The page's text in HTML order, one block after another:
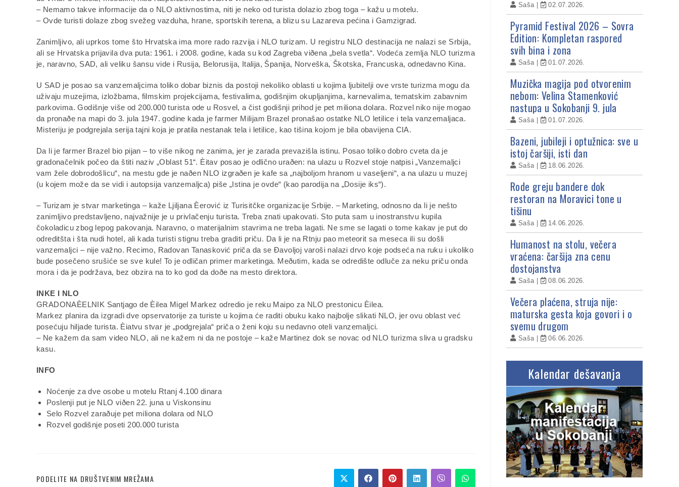
– Nemamo takve informacije da o NLO aktivnostima, niti je neko od turista dolazio zbog toga – kažu u motelu.
– Ovde turisti dolaze zbog svežeg vazduha, hrane, sportskih terena, a blizu su Lazareva pećina i Gamzigrad.
Zanimljivo, ali uprkos tome što Hrvatska ima more rado razvija i NLO turizam. U registru NLO destinacija ne nalazi se Srbija,
ali se Hrvatska prijavila dva puta: 1961. i 2008. godine, kada su kod Zagreba viðena „bela svetla“. Vodeća zemlja NLO turizma
je, naravno, SAD, ali veliku šansu vide i Rusija, Belorusija, Italija, Španija, Norveška, Škotska, Francuska, odnedavno Kina.
U SAD je posao sa vanzemaljcima toliko dobar biznis da postoji nekoliko oblasti u kojima ljubitelji ove vrste turizma mogu da
uživaju muzejima, izložbama, filmskim projekcijama, festivalima, godišnjim okupljanjima, karnevalima, tematskim zabavnim
parkovima. Godišnje više od 200.000 turista ode u Rosvel, a čist godišnji prihod je pet miliona dolara. Rozvel niko nije mogao
da pronaðe na mapi do 3. jula 1947. godine kada je farmer Milijam Brazel pronašao ostatke NLO letilice i tela vanzemaljaca.
Misteriju je podgrejala serija tajni koja je pratila nestanak tela i letilice, kao tišina kojom je bila obavijena CIA.
Da li je farmer Brazel bio pijan – to više nikog ne zanima, jer je zarada prevazišla istinu. Posao toliko dobro cveta da je
gradonačelnik počeo da štiti naziv „Oblast 51“. Èitav posao je odlično uraðen: na ulazu u Rozvel stoje natpisi „Vanzemaljci
vam žele dobrodošlicu“, na mestu gde je naðen NLO izgraðen je kafe sa „najboljom hranom u vaseljeni“, a na ulazu u muzej
(u kojem može da se vidi i autopsija vanzemaljca) piše „Istina je ovde“ (kao parodija na „Dosije iks“).
– Turizam je stvar marketinga – kaže Ljiljana Èerović iz Turisitčke organizacije Srbije. – Marketing, odnosno da li je nešto
zanimljivo predstavljeno, najvažnije je u privlačenju turista. Treba znati upakovati. Sto puta sam u inostranstvu kupila
čokoladicu zbog lepog pakovanja. Naravno, o materijalnim stavrima ne treba lagati. Ne sme se lagati o tome kakav je put do
odreditšta i šta nudi hotel, ali kada turisti stignu treba graditi priču. Da li je na Rtnju pao meteorit sa meseca ili su došli
vanzemaljci – nije važno. Recimo, Radovan Tanasković priča da se Ðavoljoj varoši nalazi drvo koje podseća na ruku i ukoliko
bude posečeno srušiće se sve kule! To je odličan primer marketinga. Meðutim, kada se odredište odluče za neku priču onda
mora i da je podržava, bez obzira na to ko god da doðe na mesto direktora.
INKE I NLO
GRADONAÈELNIK Santjago de Èilea Migel Markez odredio je reku Maipo za NLO prestonicu Èilea.
Markez planira da izgradi dve opservatorije za turiste u kojima će raditi obuku kako najbolje slikati NLO, jer ovu oblast već
posećuju hiljade turista. Èiatvu stvar je „podgrejala“ priča o ženi koju su nedavno oteli vanzemaljci.
– Ne kažem da sam video NLO, ali ne kažem ni da ne postoje – kaže Martinez dok se novac od NLO turizma sliva u gradsku
kasu.
INFO
Noćenje za dve osobe u motelu Rtanj 4.100 dinara
Poslenji put je NLO viðen 22. juna u Viskonsinu
Selo Rozvel zaraðuje pet miliona dolara od NLO
Rozvel godišnje poseti 200.000 turista
PODELITE NA DRUŠTVENIM MREŽAMA
Saša 02.07.2026.
Pyramid Festival 2026 – Sovra
Edition: Kompletan raspored
svih bina i zona
Saša 01.07.2026.
Muzička magija pod otvorenim
nebom: Velina Stamenković
nastupa u Sokobanji 9. jula
Saša 01.07.2026.
Bazeni, jubileji i optužnica: sve u
istoj čaršiji, isti dan
Saša 18.06.2026.
Rode greju bandere dok
restoran na Moravici tone u
tišinu
Saša 14.06.2026.
Humanost na stolu, večera
vraćena: čaršija zna cenu
dostojanstva
Saša 08.06.2026.
Večera plaćena, struja nije:
maturska gesta koja govori i o
svemu drugom
Saša 06.06.2026.
Kalendar dešavanja